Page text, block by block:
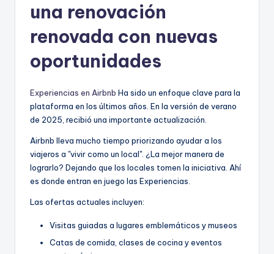
una renovación
renovada con nuevas
oportunidades
Experiencias en Airbnb Ha sido un enfoque clave para la
plataforma en los últimos años. En la versión de verano
de 2025, recibió una importante actualización.
Airbnb lleva mucho tiempo priorizando ayudar a los
viajeros a "vivir como un local". ¿La mejor manera de
lograrlo? Dejando que los locales tomen la iniciativa. Ahí
es donde entran en juego las Experiencias.
Las ofertas actuales incluyen:
Visitas guiadas a lugares emblemáticos y museos
Catas de comida, clases de cocina y eventos